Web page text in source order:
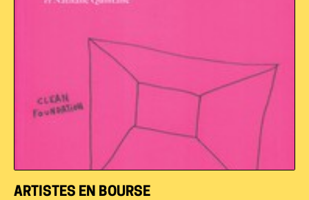
ARTISTES EN BOURSE